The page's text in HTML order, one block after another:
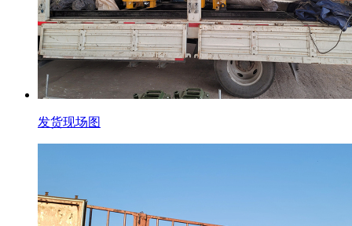
发货现场图